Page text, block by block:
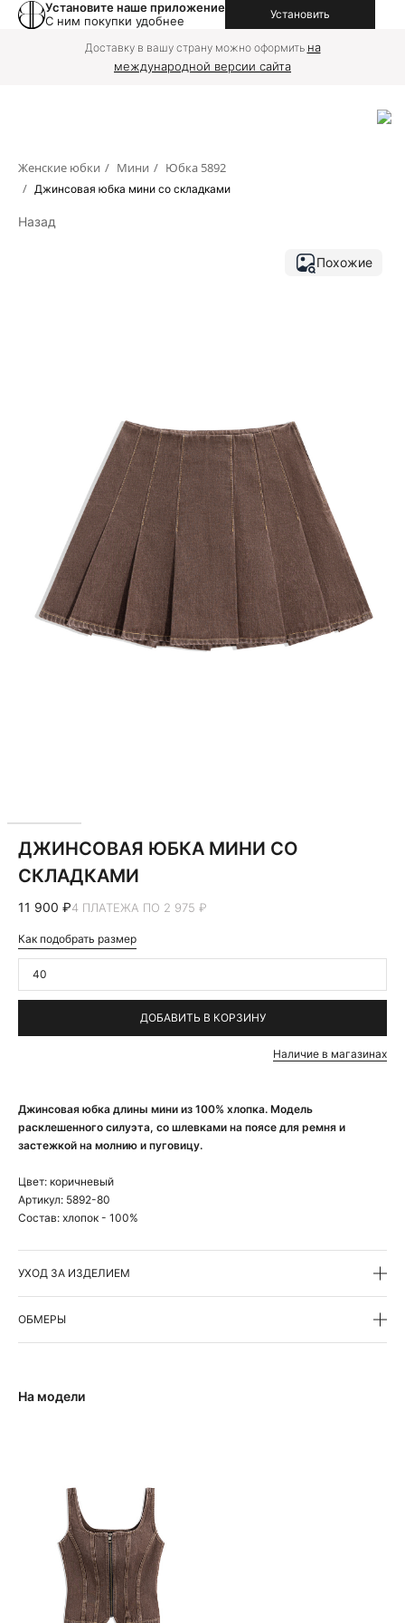
Установите наше приложение
С ним покупки удобнее
Установить
Доставку в вашу страну можно оформить на
международной версии сайта
Женские юбки / Мини / Юбка 5892
/ Джинсовая юбка мини со складками
Назад
Джинсовая юбка длины мини из 100% хлопка. Модель
расклешенного силуэта, со шлевками на поясе для ремня и
застежкой на молнию и пуговицу.
Цвет: коричневый
Артикул: 5892-80
Состав: хлопок - 100%
УХОД ЗА ИЗДЕЛИЕМ
ОБМЕРЫ
Похожие
ДЖИНСОВАЯ ЮБКА МИНИ СО
СКЛАДКАМИ
11 900 ₽4 ПЛАТЕЖА ПО 2 975 ₽
Как подобрать размер
40
ДОБАВИТЬ В КОРЗИНУ
Наличие в магазинах
На модели